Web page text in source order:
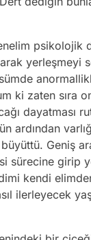
psikolojik
yerleşmeyi
ki zaten sıra
dayatması
ardından
Geniş
sürecine girip
kendi
ilerleyecek